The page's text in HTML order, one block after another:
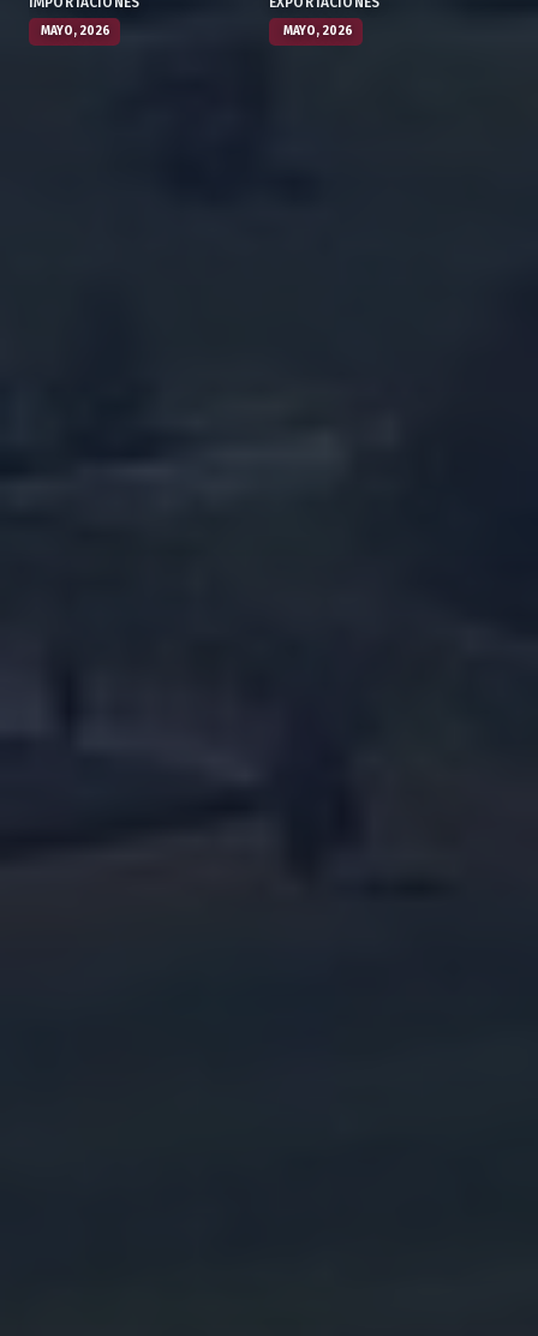
MAYO, 2026 MAYO, 2026